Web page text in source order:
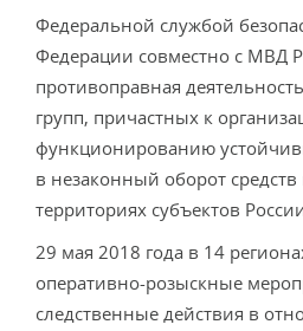
Федеральной службой
Федерации совместно с МВД
противоправная
групп, причастных к
функционированию
в незаконный оборот
территориях субъектов
29 мая 2018 года в 14
оперативно-розыскные
следственные действия в